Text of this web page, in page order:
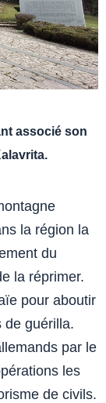
associé son
la région la
du
la réprimer.
pour aboutir
de guérilla.
par le
les
de civils.